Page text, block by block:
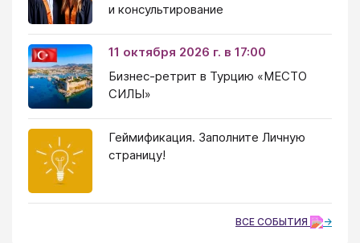
и консультирование
11 октября 2026 г. в 17:00
Бизнес-ретрит в Турцию «МЕСТО
СИЛЫ»
Геймификация. Заполните Личную
страницу!
ВСЕ СОБЫТИЯ